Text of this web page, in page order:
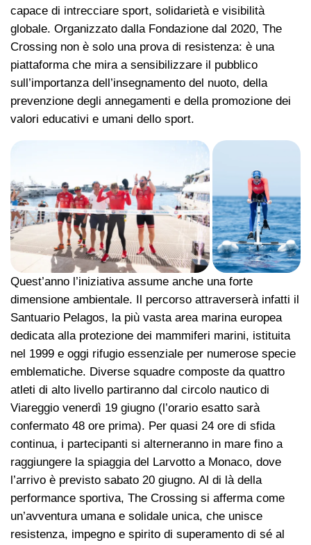
capace di intrecciare sport, solidarietà e visibilità
globale. Organizzato dalla Fondazione dal 2020, The
Crossing non è solo una prova di resistenza: è una
piattaforma che mira a sensibilizzare il pubblico
sull’importanza dell’insegnamento del nuoto, della
prevenzione degli annegamenti e della promozione dei
valori educativi e umani dello sport.
Quest’anno l’iniziativa assume anche una forte
dimensione ambientale. Il percorso attraverserà infatti il
Santuario Pelagos, la più vasta area marina europea
dedicata alla protezione dei mammiferi marini, istituita
nel 1999 e oggi rifugio essenziale per numerose specie
emblematiche. Diverse squadre composte da quattro
atleti di alto livello partiranno dal circolo nautico di
Viareggio venerdì 19 giugno (l’orario esatto sarà
confermato 48 ore prima). Per quasi 24 ore di sfida
continua, i partecipanti si alterneranno in mare fino a
raggiungere la spiaggia del Larvotto a Monaco, dove
l’arrivo è previsto sabato 20 giugno. Al di là della
performance sportiva, The Crossing si afferma come
un’avventura umana e solidale unica, che unisce
resistenza, impegno e spirito di superamento di sé al